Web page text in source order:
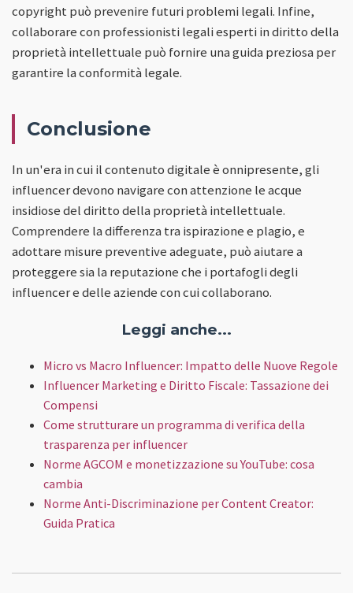
copyright può prevenire futuri problemi legali. Infine,
collaborare con professionisti legali esperti in diritto della
proprietà intellettuale può fornire una guida preziosa per
garantire la conformità legale.
Conclusione
In un'era in cui il contenuto digitale è onnipresente, gli
influencer devono navigare con attenzione le acque
insidiose del diritto della proprietà intellettuale.
Comprendere la differenza tra ispirazione e plagio, e
adottare misure preventive adeguate, può aiutare a
proteggere sia la reputazione che i portafogli degli
influencer e delle aziende con cui collaborano.
Leggi anche...
Micro vs Macro Influencer: Impatto delle Nuove Regole
Influencer Marketing e Diritto Fiscale: Tassazione dei
Compensi
Come strutturare un programma di verifica della
trasparenza per influencer
Norme AGCOM e monetizzazione su YouTube: cosa
cambia
Norme Anti-Discriminazione per Content Creator:
Guida Pratica